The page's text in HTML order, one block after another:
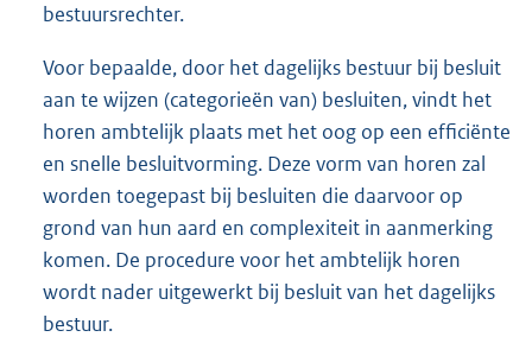
bestuursrechter.
Voor bepaalde, door het dagelijks bestuur bij besluit
aan te wijzen (categorieën van) besluiten, vindt het
horen ambtelijk plaats met het oog op een efficiënte
en snelle besluitvorming. Deze vorm van horen zal
worden toegepast bij besluiten die daarvoor op
grond van hun aard en complexiteit in aanmerking
komen. De procedure voor het ambtelijk horen
wordt nader uitgewerkt bij besluit van het dagelijks
bestuur.